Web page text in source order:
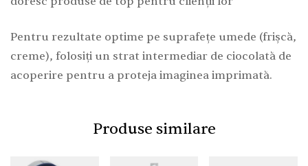
Pentru rezultate optime pe suprafețe umede (frișcă,
creme), folosiți un strat intermediar de ciocolată de
acoperire pentru a proteja imaginea imprimată.
Produse similare